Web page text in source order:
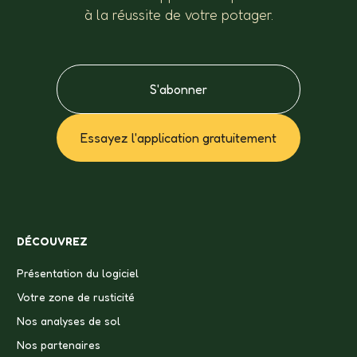
à la réussite de votre potager.
S'abonner
Essayez l'application gratuitement
DÉCOUVREZ
Présentation du logiciel
Votre zone de rusticité
Nos analyses de sol
Nos partenaires